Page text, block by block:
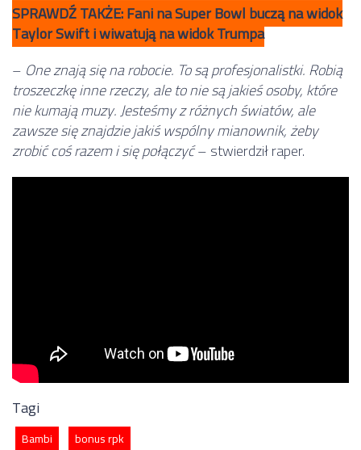
SPRAWDŹ TAKŻE: Fani na Super Bowl buczą na widok
Taylor Swift i wiwatują na widok Trumpa
– One znają się na robocie. To są profesjonalistki. Robią
troszeczkę inne rzeczy, ale to nie są jakieś osoby, które
nie kumają muzy. Jesteśmy z różnych światów, ale
zawsze się znajdzie jakiś wspólny mianownik, żeby
zrobić coś razem i się połączyć– stwierdził raper.
Tagi
Bambi bonus rpk